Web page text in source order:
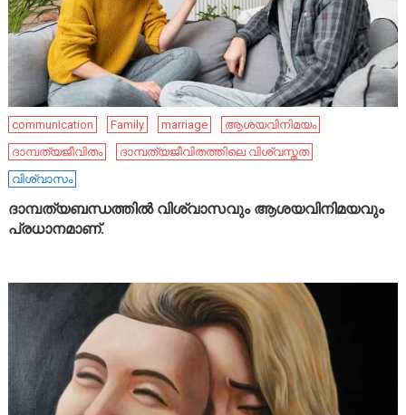
communication Family marriage
ആശയവിനിമയം
ദാമ്പത്യജീവിതം
ദാമ്പത്യജീവിതത്തിലെ വിശ്വസ്തത
വിശ്വാസം
ദാമ്പത്യബന്ധത്തിൽ വിശ്വാസവും ആശയവിനിമയവും
പ്രധാനമാണ്.